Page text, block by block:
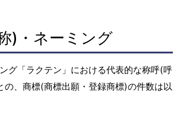
)・ネーミング
グ「ラクテン」における代表的な称呼(呼
の、商標(商標出願・登録商標)の件数は以